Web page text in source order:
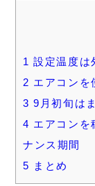
1 設定温度は
2 エアコンを
3 9月初旬は
4 エアコンを
ナンス期間
5 まとめ